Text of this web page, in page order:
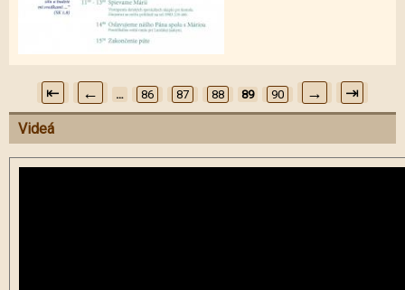
Stránky
⇤ ← … 86 87 88 89 90 → ⇥
Videá